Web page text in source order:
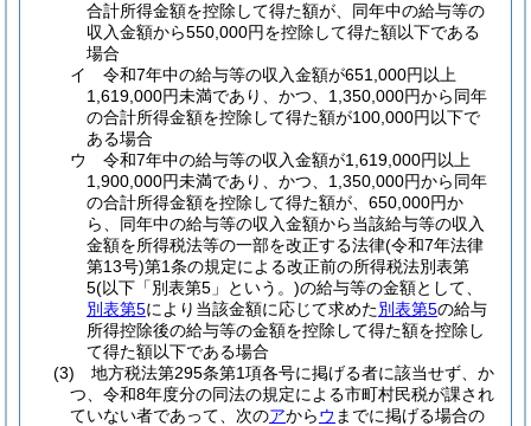
合計所得金額を控除して得た額が、同年中の給与等の
収入金額から550,000円を控除して得た額以下である
場合
イ
令和7年中の給与等の収入金額が651,000円以上
1,619,000円未満であり、かつ、1,350,000円から同年
の合計所得金額を控除して得た額が100,000円以下で
ある場合
ウ
令和7年中の給与等の収入金額が1,619,000円以上
1,900,000円未満であり、かつ、1,350,000円から同年
の合計所得金額を控除して得た額が、650,000円か
ら、同年中の給与等の収入金額から当該給与等の収入
金額を所得税法等の一部を改正する法律(令和7年法律
第13号)第1条の規定による改正前の所得税法別表第
5(以下「別表第5」という。)の給与等の金額として、
別表第5により当該金額に応じて求めた別表第5の給与
所得控除後の給与等の金額を控除して得た額を控除し
て得た額以下である場合
(3)
地方税法第295条第1項各号に掲げる者に該当せず、か
つ、令和8年度分の同法の規定による市町村民税が課され
ていない者であって、次のアからウ までに掲げる場合の